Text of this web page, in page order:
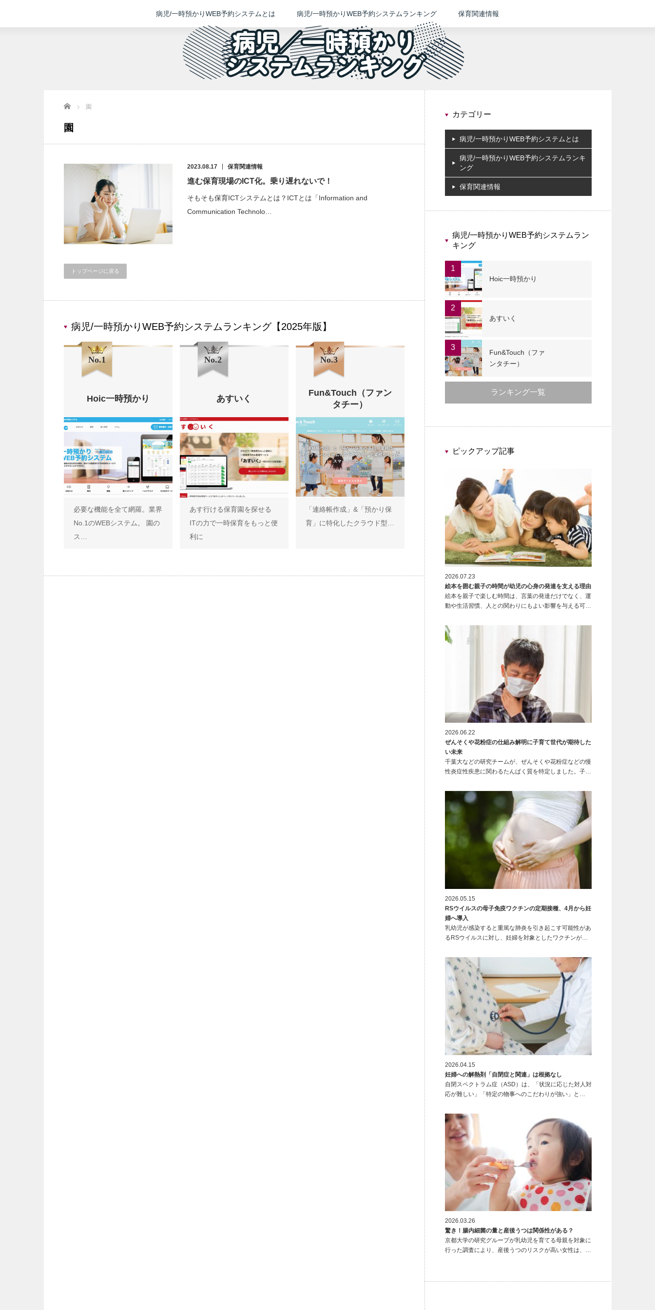
病児/一時預かりWEB予約システムとは 病児/一時預かりWEB予約システムランキング 保育関連情報
Home 園
園
2023.08.17 保育関連情報
進む保育現場のICT化。乗り遅れないで！
そもそも保育ICTシステムとは？ICTとは「Information and
Communication Technolo…
トップページに戻る
病児/一時預かりWEB予約システムランキング【2025年版】
No.1
Hoic一時預かり
必要な機能を全て網羅。業界
No.1のWEBシステム。 園の
ス…
No.2
あすいく
あす行ける保育園を探せる
ITの力で一時保育をもっと便
利に
No.3
Fun&Touch（ファン
タチー）
「連絡帳作成」&「預かり保
育」に特化したクラウド型…
カテゴリー
病児/一時預かりWEB予約システムとは
病児/一時預かりWEB予約システムランキ
ング
保育関連情報
病児/一時預かりWEB予約システムラン
キング
1
Hoic一時預かり
2
あすいく
3
Fun&Touch（ファ
ンタチー）
ランキング一覧
ピックアップ記事
2026.07.23
絵本を囲む親子の時間が幼児の心身の発達を支える理由
絵本を親子で楽しむ時間は、言葉の発達だけでなく、運
動や生活習慣、人との関わりにもよい影響を与える可…
2026.06.22
ぜんそくや花粉症の仕組み解明に子育て世代が期待した
い未来
千葉大などの研究チームが、ぜんそくや花粉症などの慢
性炎症性疾患に関わるたんぱく質を特定しました。子…
2026.05.15
RSウイルスの母子免疫ワクチンの定期接種、4月から妊
婦へ導入
乳幼児が感染すると重篤な肺炎を引き起こす可能性があ
るRSウイルスに対し、妊婦を対象としたワクチンが…
2026.04.15
妊婦への解熱剤「自閉症と関連」は根拠なし
自閉スペクトラム症（ASD）は、「状況に応じた対人対
応が難しい」「特定の物事へのこだわりが強い」と…
2026.03.26
驚き！腸内細菌の量と産後うつは関係性がある？
京都大学の研究グループが乳幼児を育てる母親を対象に
行った調査により、産後うつのリスクが高い女性は、…